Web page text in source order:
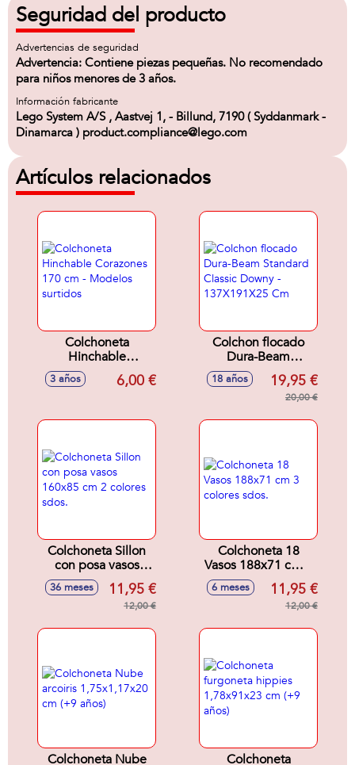
Seguridad del producto
Advertencias de seguridad
Advertencia: Contiene piezas pequeñas. No recomendado
para niños menores de 3 años.
Información fabricante
Lego System A/S , Aastvej 1, - Billund, 7190 ( Syddanmark -
Dinamarca ) product.compliance@lego.com
Artículos relacionados
Colchoneta
Hinchable
Corazones 170 cm -
Modelos surtidos
3 años 6,00 €
Colchon flocado
Dura-Beam
Standard Classic
Downy -
137X191X25 Cm
18 años 19,95 €
20,00 €
Colchoneta Sillon
con posa vasos
160x85 cm 2
colores sdos.
36 meses 11,95 €
12,00 €
Colchoneta 18
Vasos 188x71 cm 3
colores sdos.
6 meses 11,95 €
12,00 €
Colchoneta Nube
Colchoneta